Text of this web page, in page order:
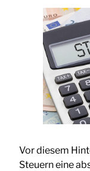
Vor diesem
Steuern eine